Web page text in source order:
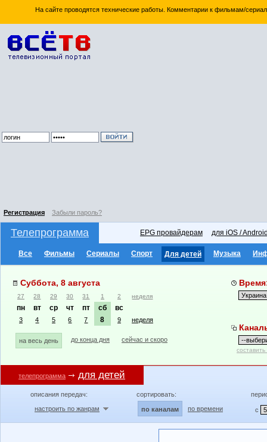
На сайте проводятся технические работы. Комментарии к фильмам/
Регистрация Забыли пароль?
Телепрограмма EPG провайдерам для iOS /
Все Фильмы Сериалы Спорт Для детей Музыка
Суббота, 8 августа
27 28 29 30 31 1 2 неделя
пн вт ср чт пт сб вс
3 4 5 6 7 8 9 неделя
на весь день до конца дня сейчас и скоро
телепрограмма для детей
описания передач:
настроить по жанрам
сортировать:
по каналам по времени с